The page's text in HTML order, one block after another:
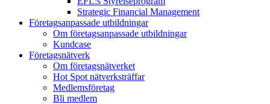
Strategic Financial Management
Företagsanpassade utbildningar
Om företagsanpassade utbildningar
Kundcase
Företagsnätverk
Om företagsnätverket
Hot Spot nätverksträffar
Medlemsföretag
Bli medlem